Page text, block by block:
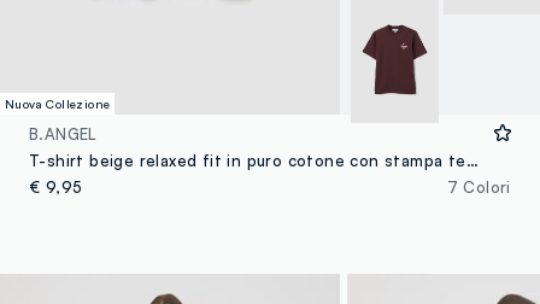
Nuova Collezione
B.ANGEL
T-shirt beige relaxed fit in puro cotone con stampa teddy
€ 9,95
7 Colori